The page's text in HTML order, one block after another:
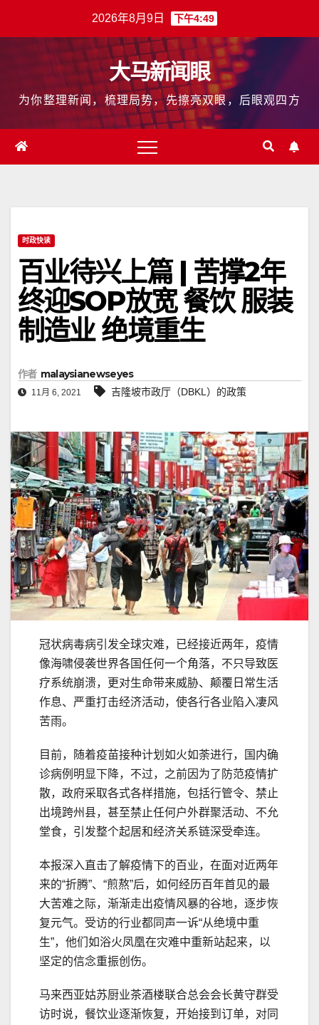
2026年8月9日 下午4:49
大马新闻眼
为你整理新闻，梳理局势，先擦亮双眼，后眼观四方
时政快读
百业待兴上篇 | 苦撑2年
终迎SOP放宽 餐饮 服装
制造业 绝境重生
作者 malaysianewseyes
11月 6, 2021 吉隆坡市政厅（DBKL）的政策
冠状病毒病引发全球灾难，已经接近两年，疫情
像海啸侵袭世界各国任何一个角落，不只导致医
疗系统崩溃，更对生命带来威胁、颠覆日常生活
作息、严重打击经济活动，使各行各业陷入凄风
苦雨。
目前，随着疫苗接种计划如火如荼进行，国内确
诊病例明显下降，不过，之前因为了防范疫情扩
散，政府采取各式各样措施，包括行管令、禁止
出境跨州县，甚至禁止任何户外群聚活动、不允
堂食，引发整个起居和经济关系链深受牵连。
本报深入直击了解疫情下的百业，在面对近两年
来的“折腾”、“煎熬”后，如何经历百年首见的最
大苦难之际，渐渐走出疫情风暴的谷地，逐步恢
复元气。受访的行业都同声一诉“从绝境中重
生”，他们如浴火凤凰在灾难中重新站起来，以
坚定的信念重振创伤。
马来西亚姑苏厨业茶酒楼联合总会会长黄守群受
访时说，餐饮业逐渐恢复，开始接到订单，对同